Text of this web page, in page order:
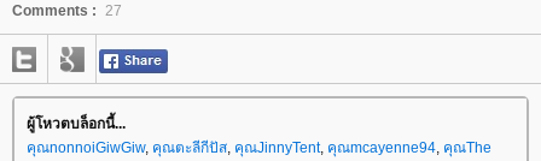
Comments : 27
ผู้โหวตบล็อกนี้...
คุณnonnoiGiwGiw, คุณตะลีกีปัส, คุณJinnyTent, คุณmcayenne94, คุณThe